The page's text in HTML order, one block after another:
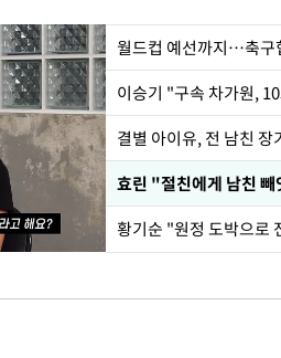
월드컵 예선까지…축구
이승기 "구속 차가원,
결별 아이유, 전 남친 장
효린 "절친에게 남친
황기순 "원정 도박으로